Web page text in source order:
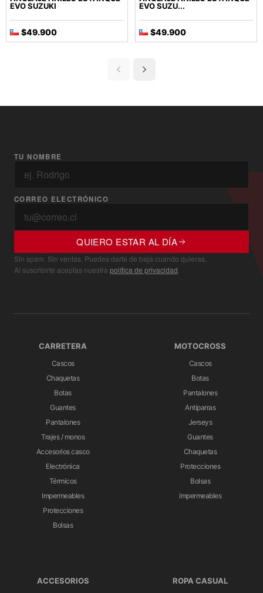
EVO SUZUKI
$49.900
EVO SUZU...
$49.900
TU NOMBRE
CORREO ELECTRÓNICO
QUIERO ESTAR AL DÍA
Sin spam. Sin ventas. Puedes darte de baja cuando quieras.
Al suscribirte aceptas nuestra política de privacidad.
CARRETERA
Cascos
Chaquetas
Botas
Guantes
Pantalones
Trajes / monos
Accesorios casco
Electrónica
Térmicos
Impermeables
Protecciones
Bolsas
MOTOCROSS
Cascos
Botas
Pantalones
Antiparras
Jerseys
Guantes
Chaquetas
Protecciones
Bolsas
Impermeables
ACCESORIOS ROPA CASUAL